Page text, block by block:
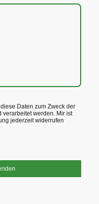
Daten zum Zweck der
verarbeitet werden. Mir ist
jederzeit widerrufen